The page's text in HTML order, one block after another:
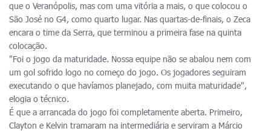
que o Veranópolis, mas com uma vitória a mais, o que colocou o
São José no G4, como quarto lugar. Nas quartas-de-finais, o Zeca
encara o time da Serra, que terminou a primeira fase na quinta
colocação.
"Foi o jogo da maturidade. Nossa equipe não se abalou nem com
um gol sofrido logo no começo do jogo. Os jogadores seguiram
executando o que havíamos planejado, com muita maturidade",
elogia o técnico.
É que a arrancada do jogo foi completamente aberta. Primeiro,
Clayton e Kelvin tramaram na intermediária e serviram a Márcio